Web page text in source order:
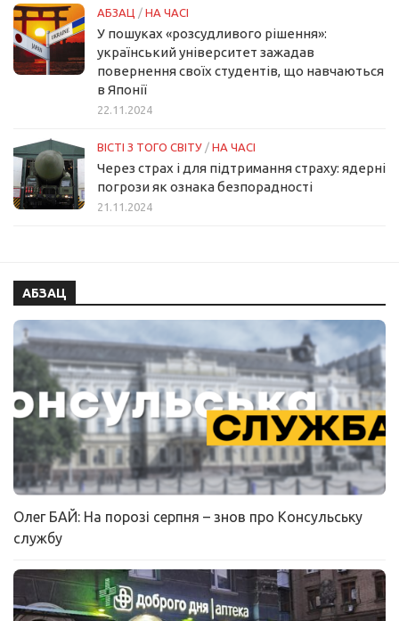
АБЗАЦ / НА ЧАСІ
У пошуках «розсудливого рішення»:
український університет зажадав
повернення своїх студентів, що навчаються
в Японії
22.11.2024
ВІСТІ З ТОГО СВІТУ / НА ЧАСІ
Через страх і для підтримання страху: ядерні
погрози як ознака безпорадності
21.11.2024
АБЗАЦ
Олег БАЙ: На порозі серпня – знов про Консульську
службу